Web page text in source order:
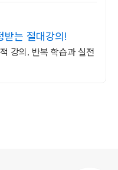
받는 절대강의!
강의. 반복 학습과 실전